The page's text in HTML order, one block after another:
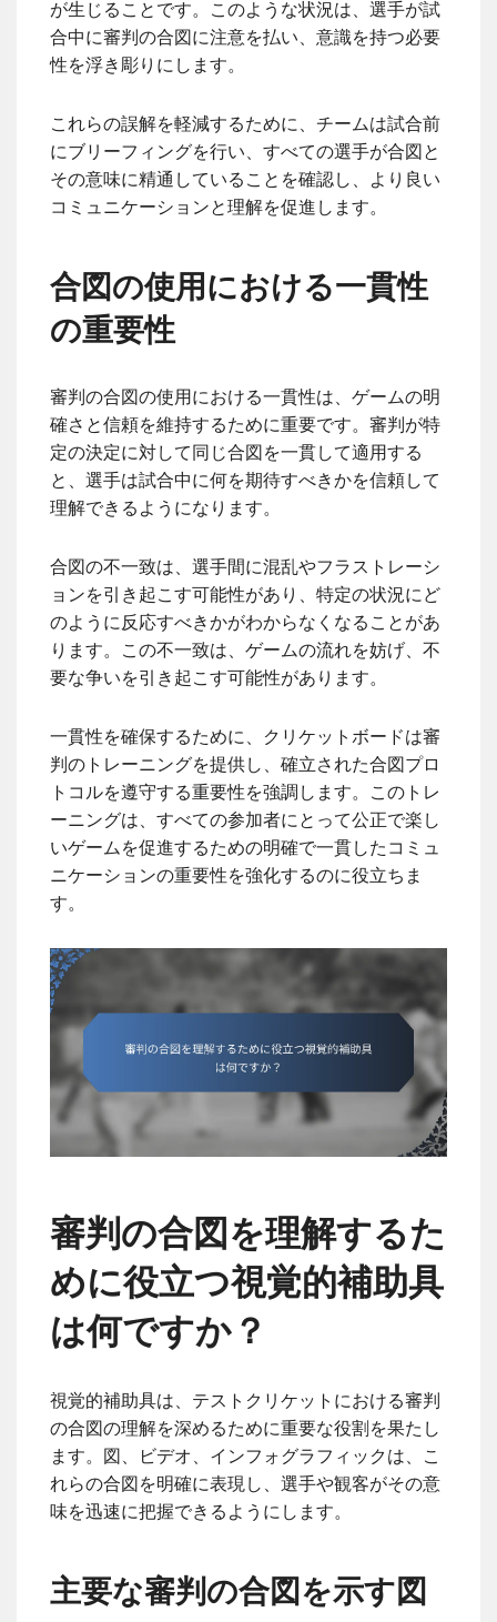
が生じることです。このような状況は、選手が試
合中に審判の合図に注意を払い、意識を持つ必要
性を浮き彫りにします。
これらの誤解を軽減するために、チームは試合前
にブリーフィングを行い、すべての選手が合図と
その意味に精通していることを確認し、より良い
コミュニケーションと理解を促進します。
合図の使用における一貫性
の重要性
審判の合図の使用における一貫性は、ゲームの明
確さと信頼を維持するために重要です。審判が特
定の決定に対して同じ合図を一貫して適用する
と、選手は試合中に何を期待すべきかを信頼して
理解できるようになります。
合図の不一致は、選手間に混乱やフラストレーシ
ョンを引き起こす可能性があり、特定の状況にど
のように反応すべきかがわからなくなることがあ
ります。この不一致は、ゲームの流れを妨げ、不
要な争いを引き起こす可能性があります。
一貫性を確保するために、クリケットボードは審
判のトレーニングを提供し、確立された合図プロ
トコルを遵守する重要性を強調します。このトレ
ーニングは、すべての参加者にとって公正で楽し
いゲームを促進するための明確で一貫したコミュ
ニケーションの重要性を強化するのに役立ちま
す。
審判の合図を理解するた
めに役立つ視覚的補助具
は何ですか？
視覚的補助具は、テストクリケットにおける審判
の合図の理解を深めるために重要な役割を果たし
ます。図、ビデオ、インフォグラフィックは、こ
れらの合図を明確に表現し、選手や観客がその意
味を迅速に把握できるようにします。
主要な審判の合図を示す図